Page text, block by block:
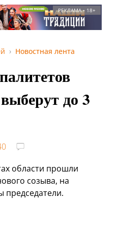
РЕКЛАМА • 18+
Новостная лента
до 3
области прошли
созыва, на
председатели.